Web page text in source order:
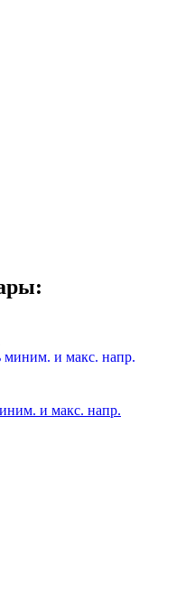
и макс. напр.